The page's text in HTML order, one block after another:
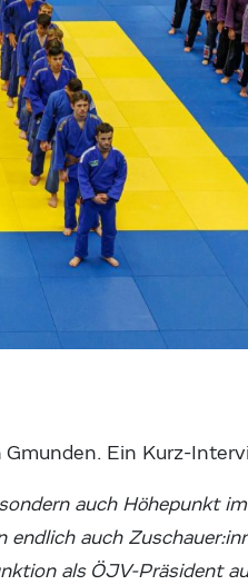
Ein Kurz-
auch Höhepunkt im
endlich auch
als ÖJV-Präsident